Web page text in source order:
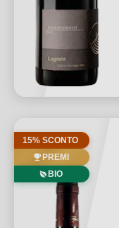
15% SCONTO
PREMI
BIO